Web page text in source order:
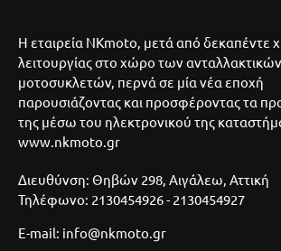
Η εταιρεία NKmoto, μετά από δεκαπέντε
λειτουργίας στο χώρο των ανταλλακτικών
μοτοσυκλετών, περνά σε μία νέα εποχή
παρουσιάζοντας και προσφέροντας τα
της μέσω του ηλεκτρονικού της
www.nkmoto.gr
Διευθύνση: Θηβών 298, Αιγάλεω, Αττική
Τηλέφωνο: 2130454926 - 2130454927
E-mail: info@nkmoto.gr